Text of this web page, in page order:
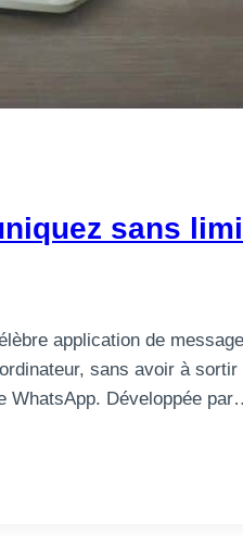
sans
application de
sans avoir à
WhatsApp. Développée